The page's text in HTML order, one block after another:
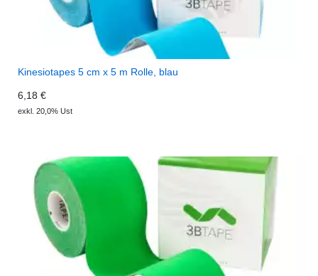
Kinesiotapes 5 cm x 5 m Rolle, blau
6,18 €
exkl. 20,0% Ust